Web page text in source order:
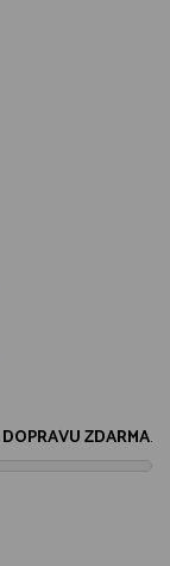
DOPRAVU ZDARMA.